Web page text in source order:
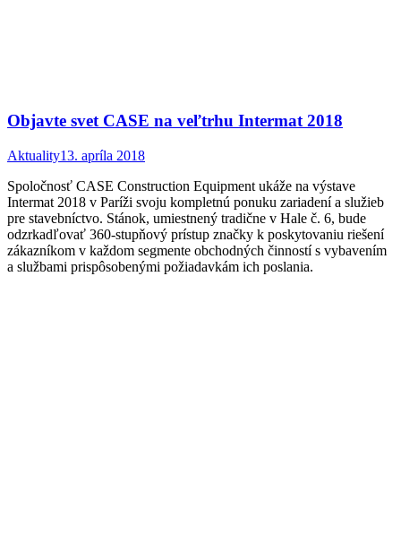
Objavte svet CASE na veľtrhu Intermat 2018
Aktuality13. apríla 2018
Spoločnosť CASE Construction Equipment ukáže na výstave
Intermat 2018 v Paríži svoju kompletnú ponuku zariadení a služieb
pre stavebníctvo. Stánok, umiestnený tradične v Hale č. 6, bude
odzrkadľovať 360-stupňový prístup značky k poskytovaniu riešení
zákazníkom v každom segmente obchodných činností s vybavením
a službami prispôsobenými požiadavkám ich poslania.